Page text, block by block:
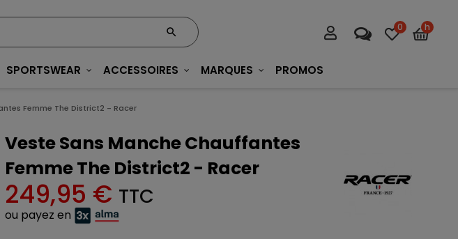
0 h
SPORTSWEAR ACCESSOIRES MARQUES PROMOS
Femme The District2 - Racer
Veste Sans Manche Chauffantes
Femme The District2 - Racer
249,95 € TTC
ou payez en